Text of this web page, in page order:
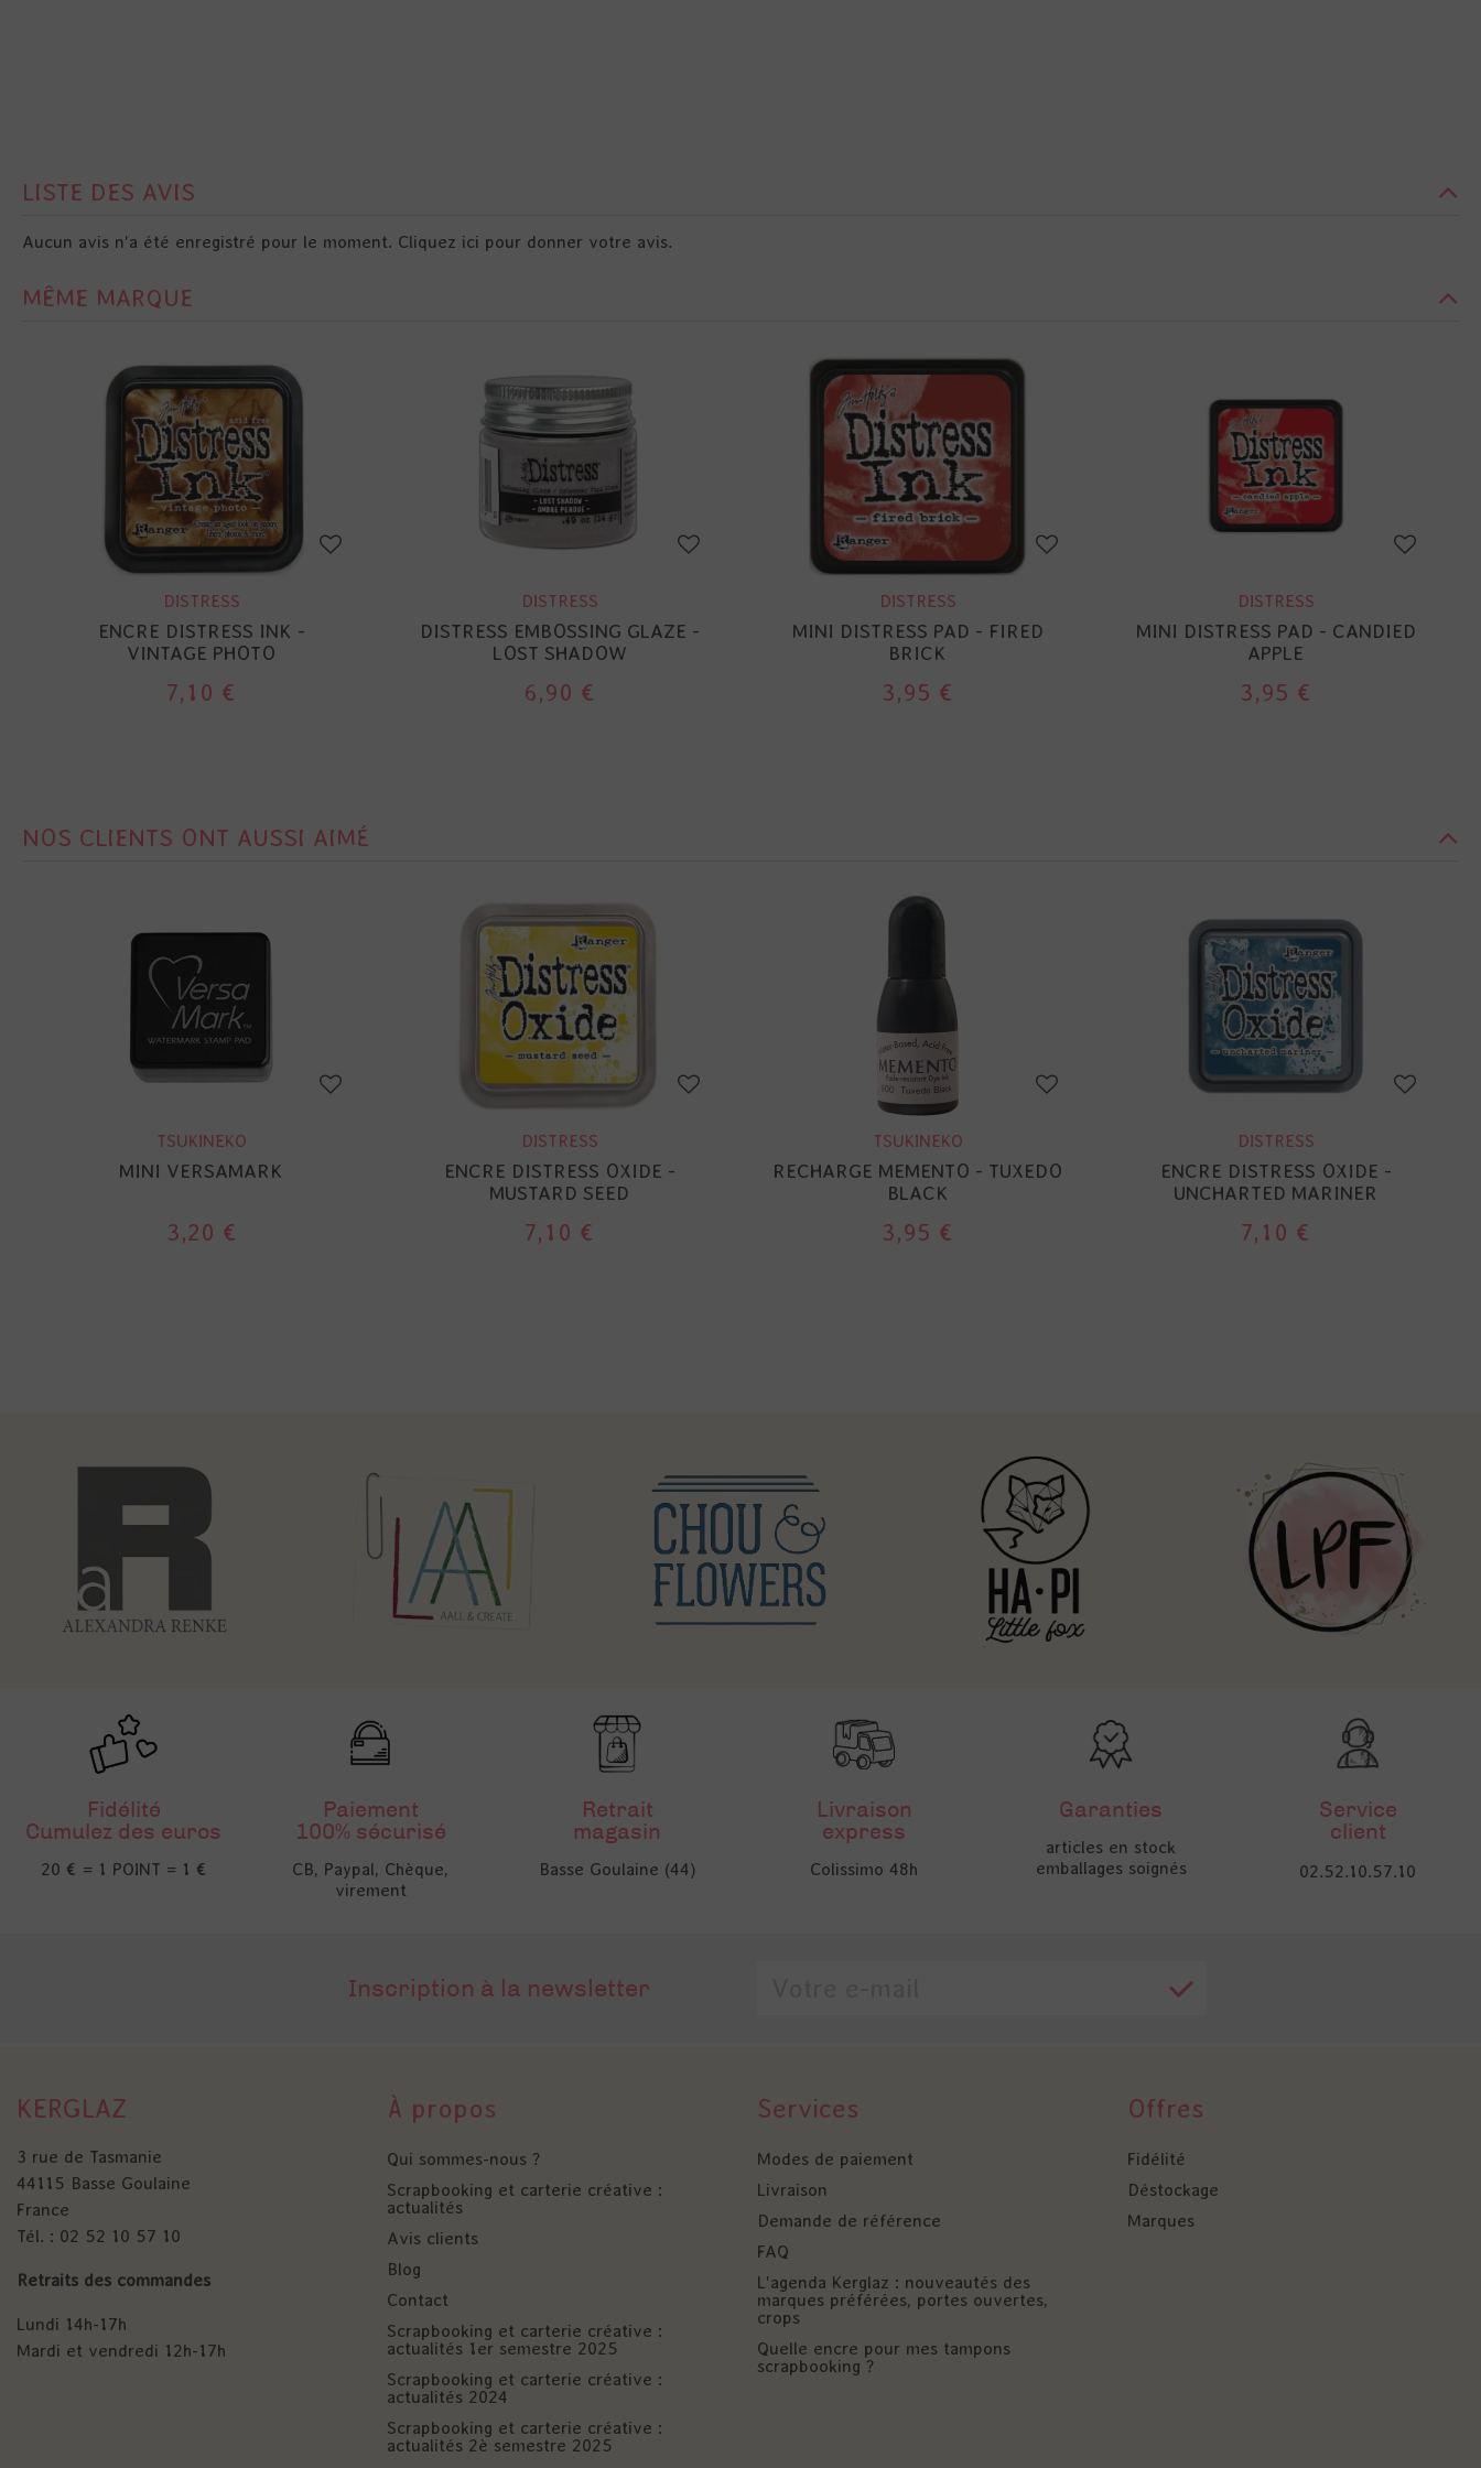
LISTE DES AVIS
Aucun avis n'a été enregistré pour le moment. Cliquez ici pour donner votre avis.
MÊME MARQUE
DISTRESS
ENCRE DISTRESS INK -
VINTAGE PHOTO
7,10 €
DISTRESS
DISTRESS EMBOSSING GLAZE -
LOST SHADOW
6,90 €
DISTRESS
MINI DISTRESS PAD - FIRED
BRICK
3,95 €
DISTRESS
MINI DISTRESS PAD - CANDIED
APPLE
3,95 €
NOS CLIENTS ONT AUSSI AIMÉ
TSUKINEKO
MINI VERSAMARK
3,20 €
DISTRESS
ENCRE DISTRESS OXIDE -
MUSTARD SEED
7,10 €
TSUKINEKO
RECHARGE MEMENTO - TUXEDO
BLACK
3,95 €
DISTRESS
ENCRE DISTRESS OXIDE -
UNCHARTED MARINER
7,10 €
Fidélité
Cumulez des euros
20 € = 1 POINT = 1 €
Paiement
100% sécurisé
CB, Paypal, Chèque,
virement
Retrait
magasin
Basse Goulaine (44)
Livraison
express
Colissimo 48h
Garanties
articles en stock
emballages soignés
Service
client
02.52.10.57.10
Inscription à la newsletter
KERGLAZ
3 rue de Tasmanie
44115 Basse Goulaine
France
Tél. : 02 52 10 57 10
Retraits des commandes
Lundi 14h-17h
Mardi et vendredi 12h-17h
À propos
Qui sommes-nous ?
Scrapbooking et carterie créative :
actualités
Avis clients
Blog
Contact
Scrapbooking et carterie créative :
actualités 1er semestre 2025
Scrapbooking et carterie créative :
actualités 2024
Scrapbooking et carterie créative :
actualités 2è semestre 2025
Services
Modes de paiement
Livraison
Demande de référence
FAQ
L'agenda Kerglaz : nouveautés des
marques préférées, portes ouvertes,
crops
Quelle encre pour mes tampons
scrapbooking ?
Offres
Fidélité
Déstockage
Marques